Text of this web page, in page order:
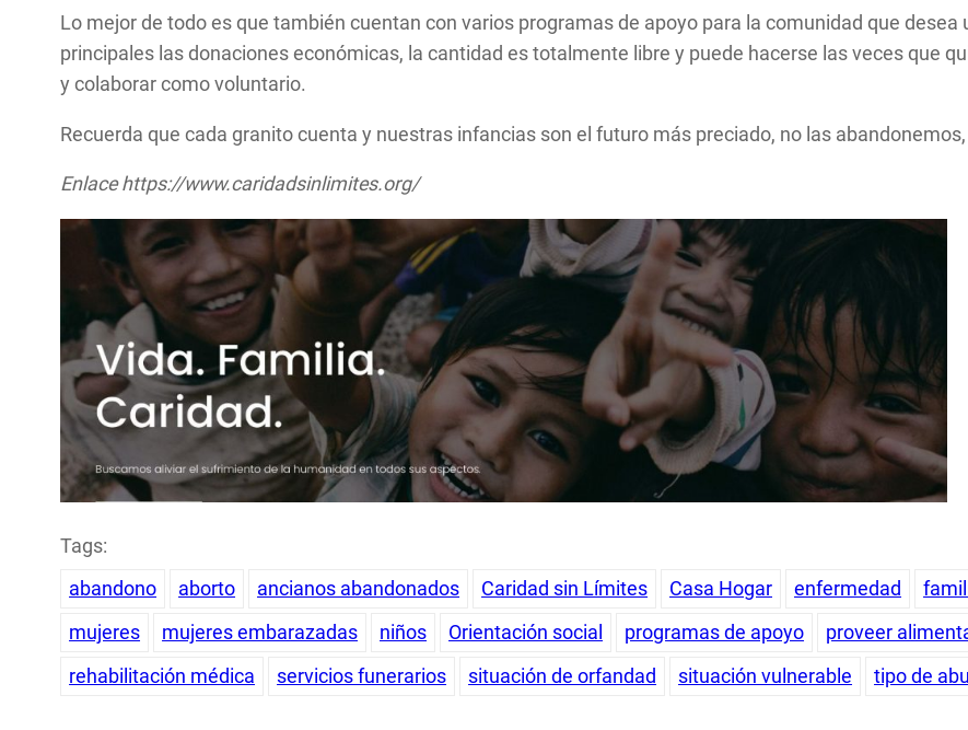
Lo mejor de todo es que también cuentan con varios programas de apoyo para la comunidad que
principales las donaciones económicas, la cantidad es totalmente libre y puede hacerse las veces que
y colaborar como voluntario.
Recuerda que cada granito cuenta y nuestras infancias son el futuro más preciado, no las
Enlace https://www.caridadsinlimites.org/
Tags:
abandono
aborto ancianos abandonados Caridad sin Límites Casa Hogar enfermedad
mujeres
mujeres embarazadas niños Orientación social programas de apoyo proveer
rehabilitación médica
servicios funerarios situación de orfandad situación vulnerable tipo de